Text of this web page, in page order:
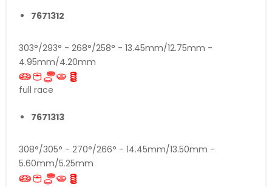
7671312
303°/293° - 268°/258° - 13.45mm/12.75mm -
4.95mm/4.20mm
full race
7671313
308°/305° - 270°/266° - 14.45mm/13.50mm -
5.60mm/5.25mm